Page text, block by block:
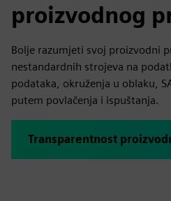
proizvodnog
Bolje razumjeti svoj proizvodni
nestandardnih strojeva na
podataka, okruženja u oblaku,
putem povlačenja i ispuštanja.